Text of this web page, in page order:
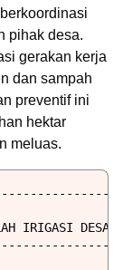
pihak desa.
gerakan kerja
dan sampah
preventif ini
hektar
meluas.
IRIGASI